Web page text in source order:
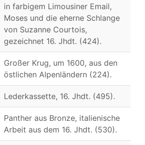
in farbigem Limousiner Email,
Moses und die eherne Schlange
von Suzanne Courtois,
gezeichnet 16. Jhdt. (424).
Großer Krug, um 1600, aus den
östlichen Alpenländern (224).
Lederkassette, 16. Jhdt. (495).
Panther aus Bronze, italienische
Arbeit aus dem 16. Jhdt. (530).